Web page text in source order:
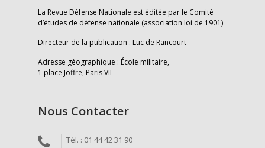
La Revue Défense Nationale est éditée par le Comité
d’études de défense nationale (association loi de 1901)
Directeur de la publication : Luc de Rancourt
Adresse géographique : École militaire,
1 place Joffre, Paris VII
Nous Contacter
Tél. : 01 44 42 31 90